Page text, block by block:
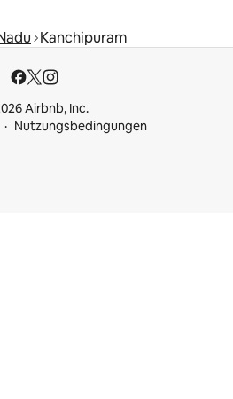
Kanchipuram
Airbnb, Inc.
Nutzungsbedingungen